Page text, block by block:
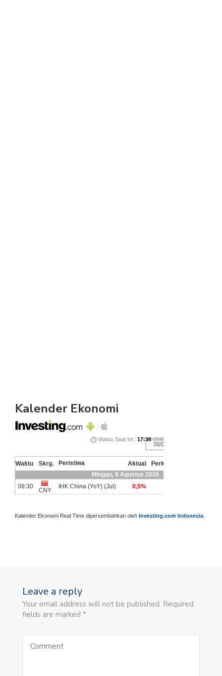
Kalender Ekonomi
Kalender Ekonomi Real Time dipersembahkan oleh Investing.com Indonesia
Leave a reply
Your email address will not be published. Required
fields are marked *